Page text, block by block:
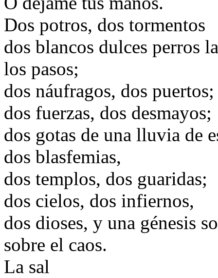
Dos potros, dos tormentos
dos blancos dulces perros
los pasos;
dos náufragos, dos puertos;
dos fuerzas, dos desmayos;
dos gotas de una lluvia de
dos blasfemias,
dos templos, dos guaridas;
dos cielos, dos infiernos,
dos dioses, y una génesis
sobre el caos.
La sal